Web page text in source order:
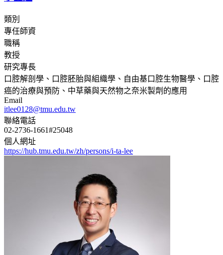
類別
專任師資
職稱
教授
研究專長
口腔解剖學、口腔胚胎與組織學、自由基口腔生物醫學、口腔
癌的治療與預防、中草藥與天然物之奈米製劑的應用
Email
itlee0128@tmu.edu.tw
聯絡電話
02-2736-1661#25048
個人網址
https://hub.tmu.edu.tw/zh/persons/i-ta-lee